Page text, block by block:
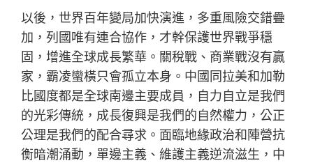
以後，世界百年變局加快演進，多重風險交錯疊
加，列國唯有連合協作，才幹保護世界戰爭穩
固，增進全球成長繁華。關稅戰、商業戰沒有贏
家，霸凌蠻橫只會孤立本身。中國同拉美和加勒
比國度都是全球南邊主要成員，自力自立是我們
的光彩傳統，成長復興是我們的自然權力，公正
公理是我們的配合尋求。面臨地緣政治和陣營抗
衡暗潮涌動，單邊主義、維護主義逆流滋生，中